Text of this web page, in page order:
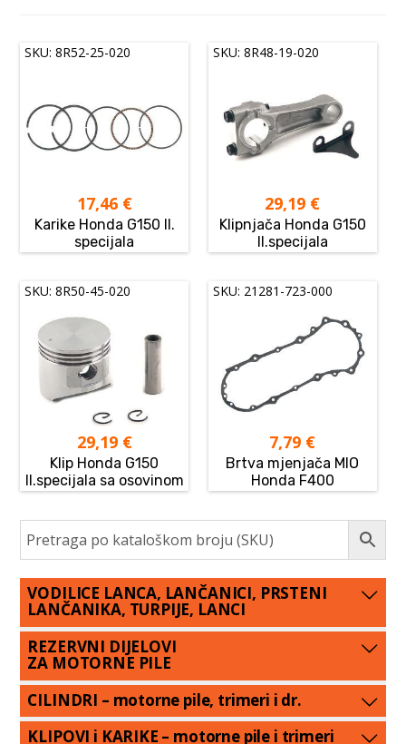
SKU: 8R52-25-020
17,46 €
Karike Honda G150 II.
specijala
SKU: 8R48-19-020
29,19 €
Klipnjača Honda G150
II.specijala
SKU: 8R50-45-020
29,19 €
Klip Honda G150
II.specijala sa osovinom
SKU: 21281-723-000
7,79 €
Brtva mjenjača MIO
Honda F400
VODILICE LANCA, LANČANICI, PRSTENI
LANČANIKA, TURPIJE, LANCI
REZERVNI DIJELOVI
ZA MOTORNE PILE
CILINDRI – motorne pile, trimeri i dr.
KLIPOVI i KARIKE – motorne pile i trimeri